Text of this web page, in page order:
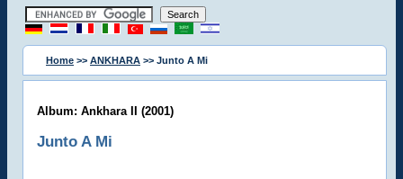
Home >> ANKHARA >> Junto A Mi
Album: Ankhara II (2001)
Junto A Mi